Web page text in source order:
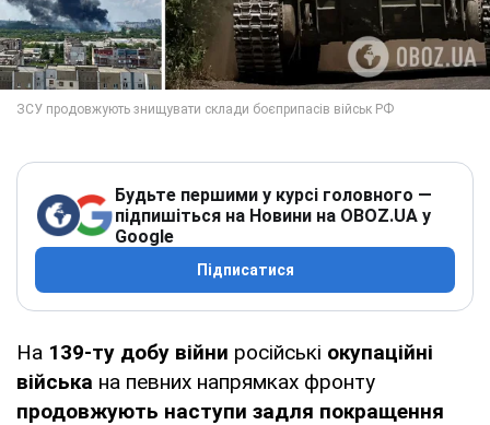
Будьте першими у курсі головного —
підпишіться на Новини на OBOZ.UA у
Google
Підписатися
На 139-ту добу війни російські окупаційні
війська на певних напрямках фронту
продовжують наступи задля покращення